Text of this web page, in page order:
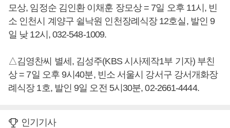
모상, 임정순 김인환 이채훈 장모상 = 7일 오후 11시, 빈
소 인천시 계양구 쉴낙원 인천장례식장 12호실, 발인 9
일 낮 12시, 032-548-1009.
△김영찬씨 별세, 김성주(KBS 시사제작1부 기자) 부친
상 = 7일 오후 9시40분, 빈소 서울시 강서구 강서개화장
례식장 1호, 발인 9일 오전 5시30분, 02-2661-4444.
인기기사